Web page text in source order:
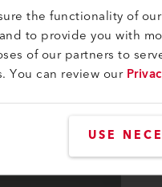
the functionality of
to provide you with
of our partners to
You can review our
USE